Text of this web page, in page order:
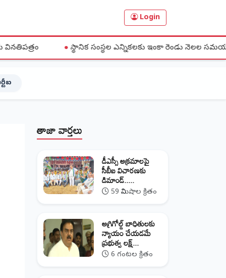
Login
●స్థానిక సంస్థల ఎన్నికలకు ఇంకా రెండు నెలల సమయం: ఎన్నికల
తాజా వార్తలు
డీఎస్సీ అక్రమాలపై
సీబీఐ విచారణకు
డిమాండ్.....
59 నిమిషాల క్రితం
అగ్రిగోల్డ్ బాధితులకు
న్యాయం చేయడమే
ప్రభుత్వ లక్ష్...
6 గంటల క్రితం